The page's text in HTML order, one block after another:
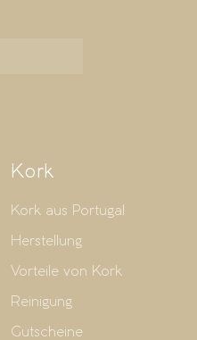
Kork
Kork aus Portugal
Herstellung
Vorteile von Kork
Reinigung
Gutscheine